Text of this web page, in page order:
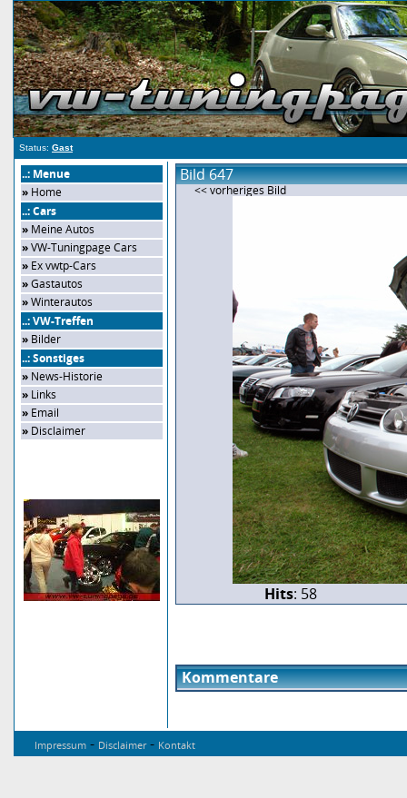
Status: Gast
..: Menue
» Home
..: Cars
» Meine Autos
»VW-Tuningpage Cars
» Ex vwtp-Cars
»Gastautos
»Winterautos
..: VW-Treffen
» Bilder
..: Sonstiges
» News-Historie
» Links
» Email
» Disclaimer
Bild 647
<< vorheriges Bild
Hits: 58
Kommentare
Impressum - Disclaimer- Kontakt